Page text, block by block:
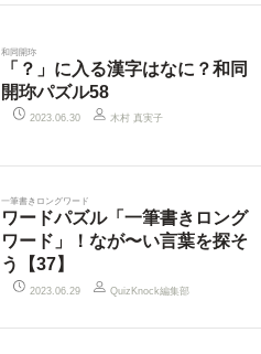
和同開珎
「？」に入る漢字はなに？和同
開珎パズル58
2023.06.30 木村 真実子
一筆書きロングワード
ワードパズル「一筆書きロング
ワード」！なが〜い言葉を探そ
う【37】
2023.06.29 QuizKnock編集部